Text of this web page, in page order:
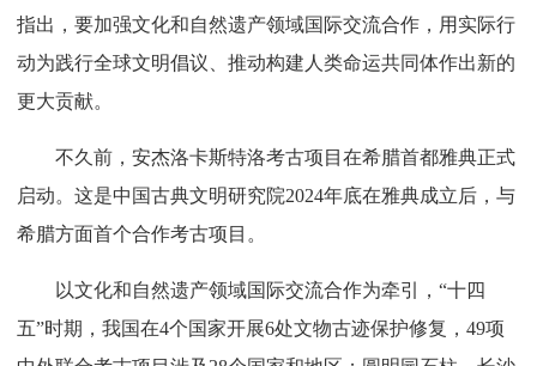
指出，要加强文化和自然遗产领域国际交流合作，用实际行
动为践行全球文明倡议、推动构建人类命运共同体作出新的
更大贡献。
不久前，安杰洛卡斯特洛考古项目在希腊首都雅典正式
启动。这是中国古典文明研究院2024年底在雅典成立后，与
希腊方面首个合作考古项目。
以文化和自然遗产领域国际交流合作为牵引，“十四
五”时期，我国在4个国家开展6处文物古迹保护修复，49项